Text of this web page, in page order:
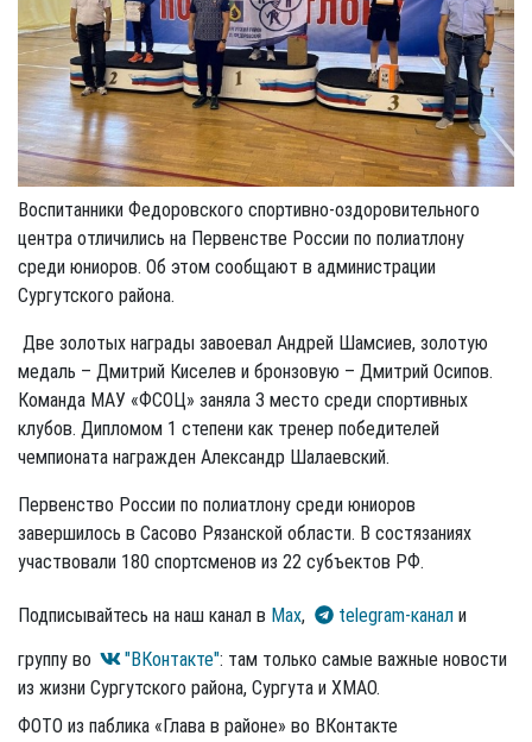
Воспитанники Федоровского спортивно-оздоровительного
центра отличились на Первенстве России по полиатлону
среди юниоров. Об этом сообщают в администрации
Сургутского района.
Две золотых награды завоевал Андрей Шамсиев, золотую
медаль – Дмитрий Киселев и бронзовую – Дмитрий Осипов.
Команда МАУ «ФСОЦ» заняла 3 место среди спортивных
клубов. Дипломом 1 степени как тренер победителей
чемпионата награжден Александр Шалаевский.
Первенство России по полиатлону среди юниоров
завершилось в Сасово Рязанской области. В состязаниях
участвовали 180 спортсменов из 22 субъектов РФ.
Подписывайтесь на наш канал в Max, telegram-канал и
группу во
"ВКонтакте": там только самые важные новости
из жизни Сургутского района, Сургута и ХМАО.
ФОТО из паблика «Глава в районе» во ВКонтакте